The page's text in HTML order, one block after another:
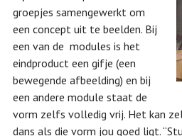
groepjes samengewerkt om
een concept uit te beelden. Bij
een van de modules is het
eindproduct een gifje (een
bewegende afbeelding) en bij
een andere module staat de
vorm zelfs volledig vrij. Het kan
dans als die vorm jou goed ligt.